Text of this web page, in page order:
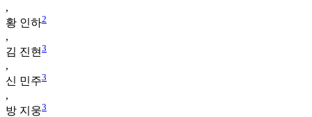
,
황 인하2
,
김 진현 3
,
신 민주3
,
방 지웅3